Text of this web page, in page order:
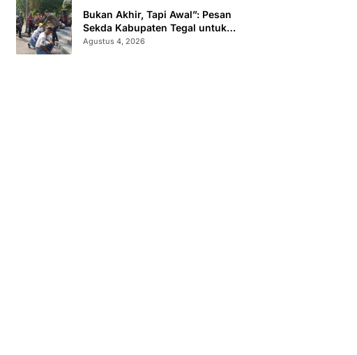
Bukan Akhir, Tapi Awal”: Pesan
Sekda Kabupaten Tegal untuk
Calon Paskibraka 2026
Agustus 4, 2026